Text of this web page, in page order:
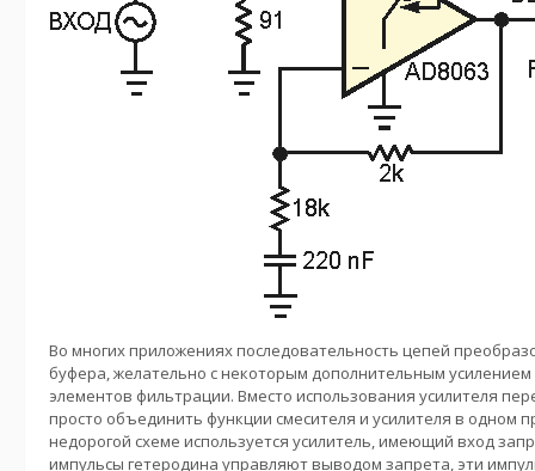
Во многих приложениях последовательность цепей
буфера, желательно с некоторым дополнительным
элементов фильтрации. Вместо использования усилителя
просто объединить функции смесителя и усилителя в одном
недорогой схеме используется усилитель, имеющий вход
импульсы гетеродина управляют выводом запрета, эти